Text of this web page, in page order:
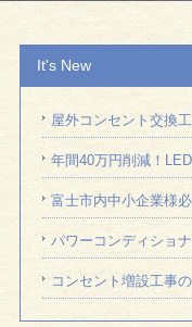
It's New
屋外コンセント交換
年間40万円削減！
富士市内中小企業様
パワーコンディショ
コンセント増設工事